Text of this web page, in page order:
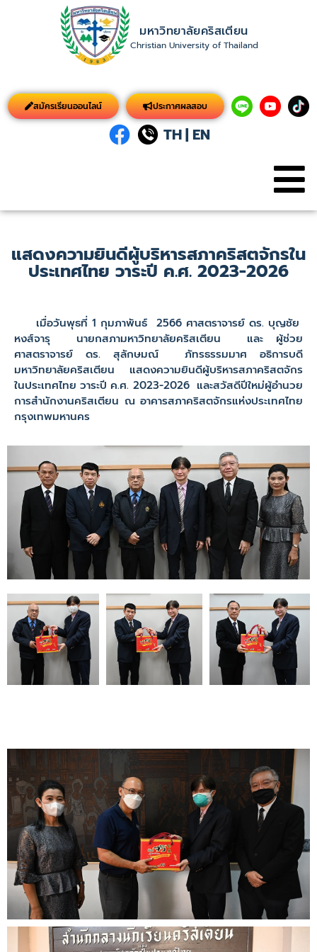
มหาวิทยาลัยคริสเตียน
Christian University of Thailand
สมัครเรียนออนไลน์ ประกาศผลสอบ
TH| EN
แสดงความยินดีผู้บริหารสภาคริสตจักรใน
ประเทศไทย วาระปี ค.ศ. 2023-2026
เมื่อวันพุธที่ 1 กุมภาพันธ์ 2566 ศาสตราจารย์ ดร. บุญชัย
หงส์จารุ นายกสภามหาวิทยาลัยคริสเตียน และ ผู้ช่วย
ศาสตราจารย์ ดร. สุลักษมณ์ ภัทรธรรมมาศ อธิการบดี
มหาวิทยาลัยคริสเตียน แสดงความยินดีผู้บริหารสภาคริสตจักร
ในประเทศไทย วาระปี ค.ศ. 2023-2026 และสวัสดีปีใหม่ผู้อำนวย
การสำนักงานคริสเตียน ณ อาคารสภาคริสตจักรแห่งประเทศไทย
กรุงเทพมหานคร